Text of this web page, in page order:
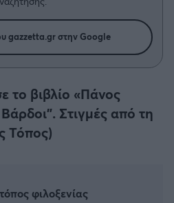
gazzetta.gr στην Google
το βιβλίο «Πάνος
Στιγμές από τη
Τόπος)
φιλοξενίας